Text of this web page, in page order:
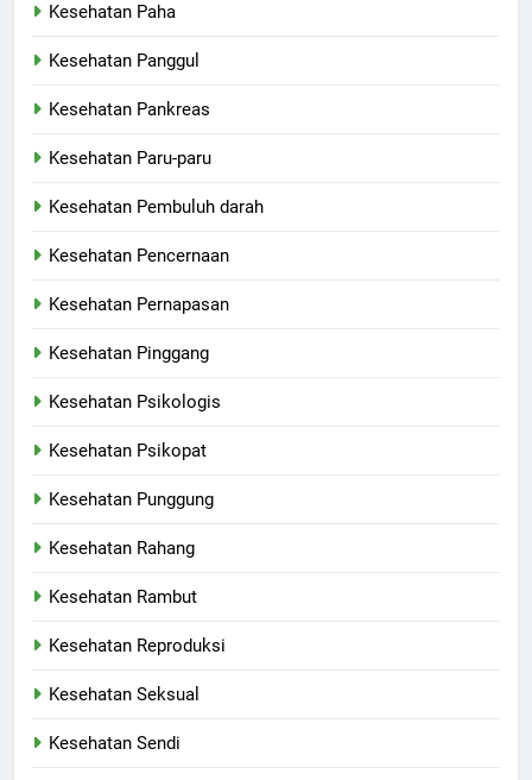
Kesehatan Paha
Kesehatan Panggul
Kesehatan Pankreas
Kesehatan Paru-paru
Kesehatan Pembuluh darah
Kesehatan Pencernaan
Kesehatan Pernapasan
Kesehatan Pinggang
Kesehatan Psikologis
Kesehatan Psikopat
Kesehatan Punggung
Kesehatan Rahang
Kesehatan Rambut
Kesehatan Reproduksi
Kesehatan Seksual
Kesehatan Sendi